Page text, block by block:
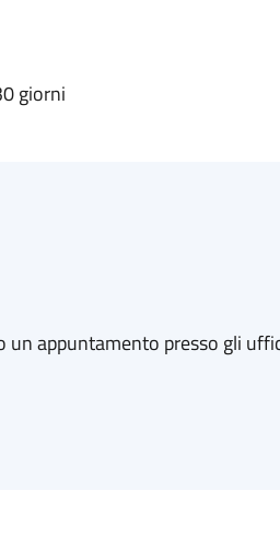
giorni
appuntamento presso gli